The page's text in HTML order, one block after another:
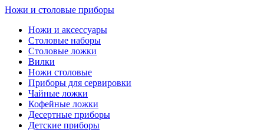
Ножи и столовые приборы
Ножи и аксессуары
Столовые наборы
Столовые ложки
Вилки
Ножи столовые
Приборы для сервировки
Чайные ложки
Кофейные ложки
Десертные приборы
Детские приборы